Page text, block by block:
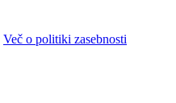
Več o politiki zasebnosti